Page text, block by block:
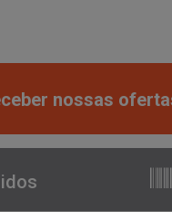
nossas